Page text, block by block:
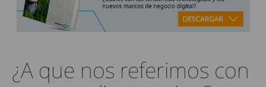
¿A que nos referimos con